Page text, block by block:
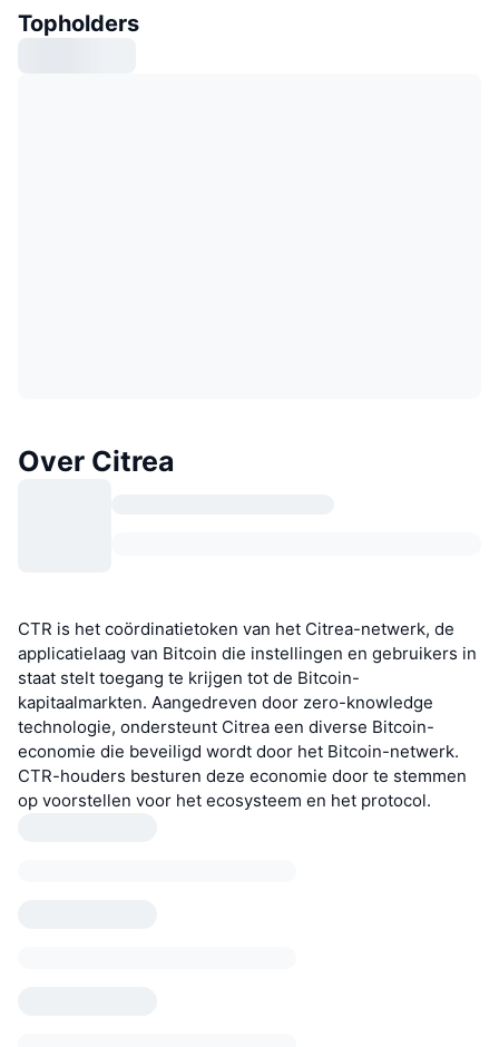
Topholders
Over Citrea
CTR is het coördinatietoken van het Citrea-netwerk, de
applicatielaag van Bitcoin die instellingen en gebruikers in
staat stelt toegang te krijgen tot de Bitcoin-
kapitaalmarkten. Aangedreven door zero-knowledge
technologie, ondersteunt Citrea een diverse Bitcoin-
economie die beveiligd wordt door het Bitcoin-netwerk.
CTR-houders besturen deze economie door te stemmen
op voorstellen voor het ecosysteem en het protocol.